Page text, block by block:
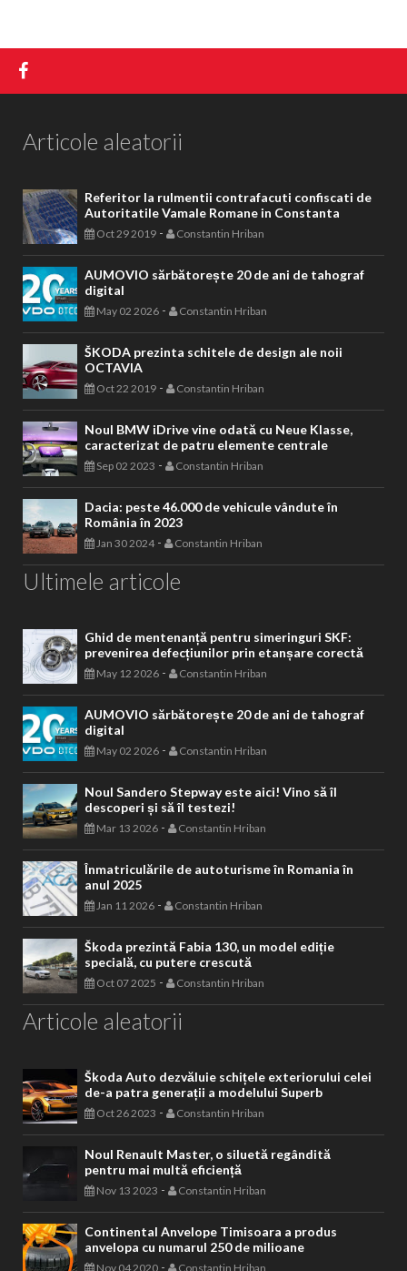
Articole aleatorii
Referitor la rulmentii contrafacuti confiscati de
Autoritatile Vamale Romane in Constanta
Oct 29 2019 - Constantin Hriban
AUMOVIO sărbătorește 20 de ani de tahograf
digital
May 02 2026 - Constantin Hriban
ŠKODA prezinta schitele de design ale noii
OCTAVIA
Oct 22 2019 - Constantin Hriban
Noul BMW iDrive vine odată cu Neue Klasse,
caracterizat de patru elemente centrale
Sep 02 2023 - Constantin Hriban
Dacia: peste 46.000 de vehicule vândute în
România în 2023
Jan 30 2024- Constantin Hriban
Ultimele articole
Ghid de mentenanță pentru simeringuri SKF:
prevenirea defecțiunilor prin etanșare corectă
May 12 2026 - Constantin Hriban
AUMOVIO sărbătorește 20 de ani de tahograf
digital
May 02 2026 - Constantin Hriban
Noul Sandero Stepway este aici! Vino să îl
descoperi și să îl testezi!
Mar 13 2026 - Constantin Hriban
Înmatriculările de autoturisme în Romania în
anul 2025
Jan 11 2026 - Constantin Hriban
Škoda prezintă Fabia 130, un model ediție
specială, cu putere crescută
Oct 07 2025 - Constantin Hriban
Articole aleatorii
Škoda Auto dezvăluie schițele exteriorului celei
de-a patra generații a modelului Superb
Oct 26 2023 - Constantin Hriban
Noul Renault Master, o siluetă regândită
pentru mai multă eficiență
Nov 13 2023 - Constantin Hriban
Continental Anvelope Timisoara a produs
anvelopa cu numarul 250 de milioane
Nov 04 2020 - Constantin Hriban